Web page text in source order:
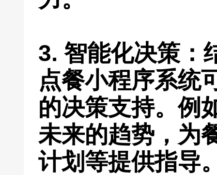
3. 智能化决策：
点餐小程序系统
的决策支持。例
未来的趋势，为
计划等提供指导